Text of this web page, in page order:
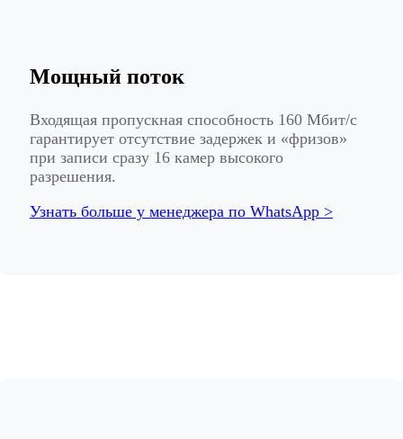
Мощный поток
Входящая пропускная способность 160 Мбит/с
гарантирует отсутствие задержек и «фризов»
при записи сразу 16 камер высокого
разрешения.
Узнать больше у менеджера по WhatsApp >